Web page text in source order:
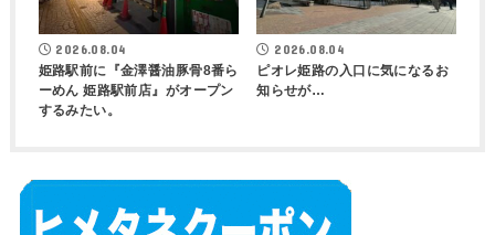
2026.08.04
姫路駅前に『金澤醤油豚骨8番ら
ーめん 姫路駅前店』がオープン
するみたい。
2026.08.04
ピオレ姫路の入口に気になるお
知らせが…